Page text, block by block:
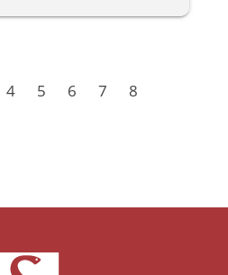
4 5 6 7 8